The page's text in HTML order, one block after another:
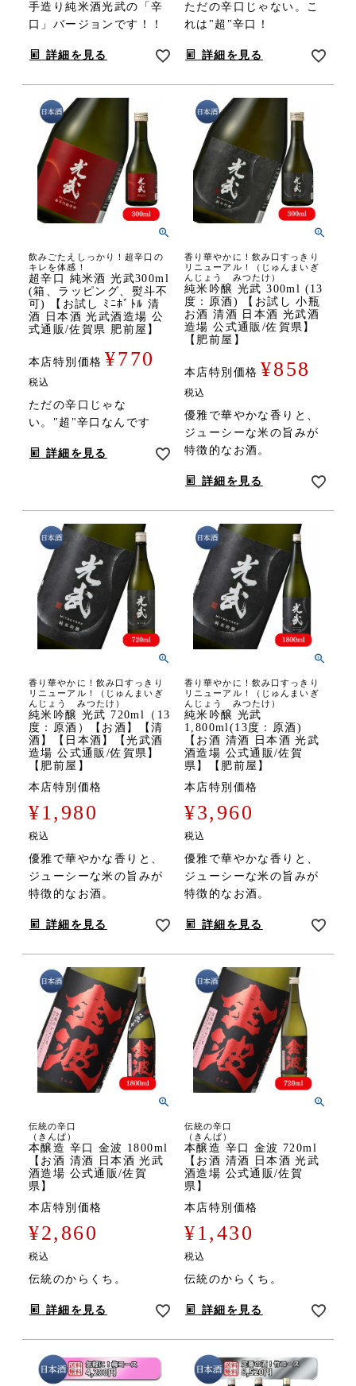
手造り純米酒光武の「辛
口」バージョンです！！
詳細を見る
ただの辛口じゃない。こ
れは"超"辛口！
詳細を見る
飲みごたえしっかり！超辛口の
キレを体感！
超辛口 純米酒 光武300ml
(箱、ラッピング、熨斗不
可) 【お試し ﾐﾆﾎﾞﾄﾙ 清
酒 日本酒 光武酒造場 公
式通販/佐賀県 肥前屋】
本店特別価格 ¥770
税込
ただの辛口じゃな
い。"超"辛口なんです
詳細を見る
香り華やかに！飲み口すっきり
リニューアル！（じゅんまいぎ
んじょう みつたけ）
純米吟醸 光武 300ml (13
度：原酒) 【お試し 小瓶
お酒 清酒 日本酒 光武酒
造場 公式通販/佐賀県】
【肥前屋】
本店特別価格 ¥858
税込
優雅で華やかな香りと、
ジューシーな米の旨みが
特徴的なお酒。
詳細を見る
香り華やかに！飲み口すっきり
リニューアル！（じゅんまいぎ
んじょう みつたけ）
純米吟醸 光武 720ml（13
度：原酒）【お酒】【清
酒】【日本酒】【光武酒
造場 公式通販/佐賀県】
【肥前屋】
本店特別価格
¥1,980
税込
優雅で華やかな香りと、
ジューシーな米の旨みが
特徴的なお酒。
詳細を見る
香り華やかに！飲み口すっきり
リニューアル！（じゅんまいぎ
んじょう みつたけ）
純米吟醸 光武
1,800ml(13度：原酒)
【お酒 清酒 日本酒 光武
酒造場 公式通販/佐賀
県】【肥前屋】
本店特別価格
¥3,960
税込
優雅で華やかな香りと、
ジューシーな米の旨みが
特徴的なお酒。
詳細を見る
伝統の辛口
（きんぱ）
本醸造 辛口 金波 1800ml
【お酒 清酒 日本酒 光武
酒造場 公式通販/佐賀
県】
本店特別価格
¥2,860
税込
伝統のからくち。
詳細を見る
伝統の辛口
（きんぱ）
本醸造 辛口 金波 720ml
【お酒 清酒 日本酒 光武
酒造場 公式通販/佐賀
県】
本店特別価格
¥1,430
税込
伝統のからくち。
詳細を見る